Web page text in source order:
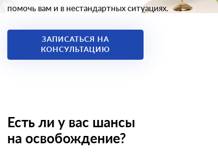
помочь вам и в нестандартных ситуациях.
ЗАПИСАТЬСЯ НА
КОНСУЛЬТАЦИЮ
Есть ли у вас шансы
на освобождение?